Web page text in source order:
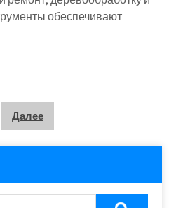
обеспечивают
Далее